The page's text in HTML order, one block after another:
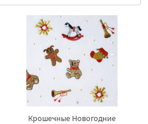
Крошечные Новогодние